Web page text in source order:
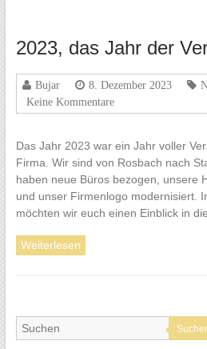
2023, das Jahr der
Bujar 8. Dezember 2023
Keine Kommentare
Das Jahr 2023 war ein Jahr voller
Firma. Wir sind von Rosbach nach
haben neue Büros bezogen, unsere
und unser Firmenlogo modernisiert.
möchten wir euch einen Einblick in
Weiterlesen